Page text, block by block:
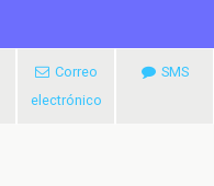
Correo
electrónico
SMS